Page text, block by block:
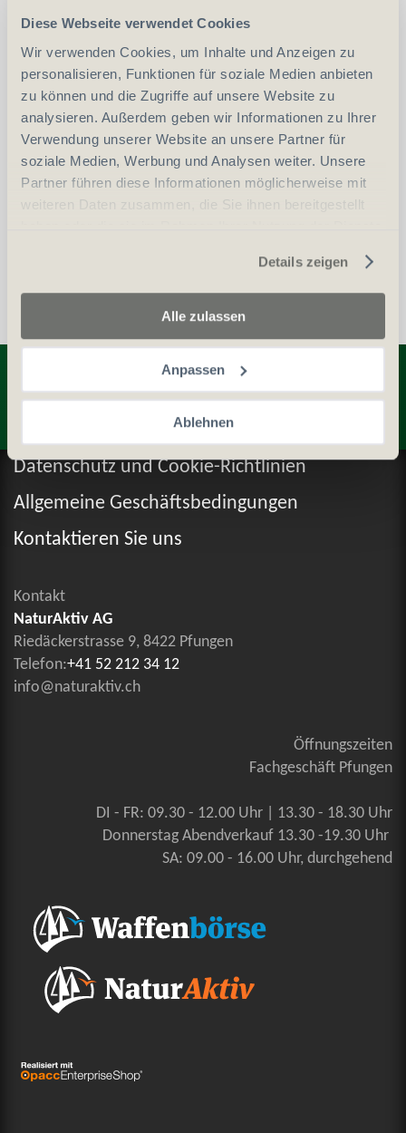
Diese Webseite verwendet Cookies
Wir verwenden Cookies, um Inhalte und Anzeigen zu
personalisieren, Funktionen für soziale Medien anbieten
zu können und die Zugriffe auf unsere Website zu
analysieren. Außerdem geben wir Informationen zu Ihrer
Verwendung unserer Website an unsere Partner für
soziale Medien, Werbung und Analysen weiter. Unsere
Partner führen diese Informationen möglicherweise mit
weiteren Daten zusammen, die Sie ihnen bereitgestellt
Details zeigen
Alle zulassen
Anpassen
Ablehnen
vergleichen
Erwerbsvoraussetzung:
Waffenerwerbschein (WES)
Entdecken Sie weitere Produkte
Datenschutz und Cookie-Richtlinien
Allgemeine Geschäftsbedingungen
Kontaktieren Sie uns
Kontakt
NaturAktiv AG
Riedäckerstrasse 9, 8422 Pfungen
Telefon:+41 52 212 34 12
info@naturaktiv.ch
Öffnungszeiten
Fachgeschäft Pfungen
DI - FR: 09.30 - 12.00 Uhr | 13.30 - 18.30 Uhr
Donnerstag Abendverkauf 13.30 -19.30 Uhr
SA: 09.00 - 16.00 Uhr, durchgehend